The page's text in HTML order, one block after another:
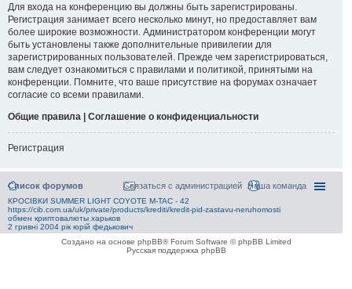
Для входа на конференцию вы должны быть зарегистрированы.
Регистрация занимает всего несколько минут, но предоставляет вам
более широкие возможности. Администратором конференции могут
быть установлены также дополнительные привилегии для
зарегистрированных пользователей. Прежде чем зарегистрироваться,
вам следует ознакомиться с правилами и политикой, принятыми на
конференции. Помните, что ваше присутствие на форумах означает
согласие со всеми правилами.
Общие правила | Соглашение о конфиденциальности
Регистрация
Список форумов Наша команда
Связаться с администрацией
КРОСІВКИ SUMMER LIGHT COYOTE M-TAC - 42
https://cib.com.ua/uk/private/products/krediti/kredit-pid-zastavu-neruhomosti
обмен криптовалюты харьков
2 гривні 2004 рік юрій федькович
Создано на основе phpBB® Forum Software © phpBB Limited
Русская поддержка phpBB